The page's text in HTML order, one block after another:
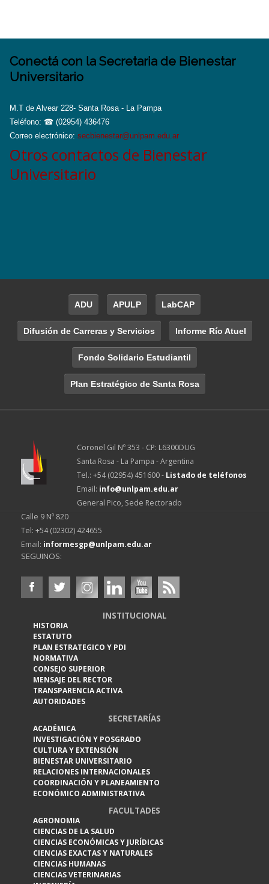
Conectá con la Secretaria de Bienestar
Universitario
M.T de Alvear 228- Santa Rosa - La Pampa
Teléfono: ☎ (02954) 436476
Correo electrónico: secbienestar@unlpam.edu.ar
Otros contactos de Bienestar
Universitario
ADU APULP LabCAP
Difusión de Carreras y Servicios Informe Río Atuel
Fondo Solidario Estudiantil
Plan Estratégico de Santa Rosa
Coronel Gil Nº 353 - CP: L6300DUG
Santa Rosa - La Pampa - Argentina
Tel.: +54 (02954) 451600 - Listado de teléfonos
Email: info@unlpam.edu.ar
General Pico, Sede Rectorado
Calle 9 Nº 820
Tel: +54 (02302) 424655
Email: informesgp@unlpam.edu.ar
SEGUINOS:
INSTITUCIONAL
HISTORIA
ESTATUTO
PLAN ESTRATEGICO Y PDI
NORMATIVA
CONSEJO SUPERIOR
MENSAJE DEL RECTOR
TRANSPARENCIA ACTIVA
AUTORIDADES
SECRETARÍAS
ACADÉMICA
INVESTIGACIÓN Y POSGRADO
CULTURA Y EXTENSIÓN
BIENESTAR UNIVERSITARIO
RELACIONES INTERNACIONALES
COORDINACIÓN Y PLANEAMIENTO
ECONÓMICO ADMINISTRATIVA
FACULTADES
AGRONOMIA
CIENCIAS DE LA SALUD
CIENCIAS ECONÓMICAS Y JURÍDICAS
CIENCIAS EXACTAS Y NATURALES
CIENCIAS HUMANAS
CIENCIAS VETERINARIAS